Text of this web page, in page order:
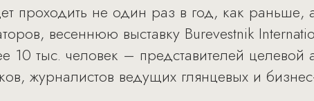
проходить не один раз в год, как
весеннюю выставку Burevestnik
10 тыс. человек – представителей целевой
журналистов ведущих глянцевых и